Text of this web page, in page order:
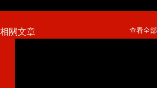
相關文章 查看全部